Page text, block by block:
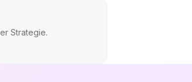
Strategie.